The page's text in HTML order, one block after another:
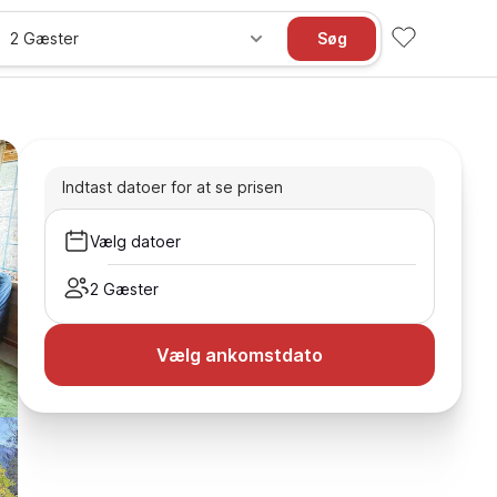
2 Gæster Søg
Indtast datoer for at se prisen
Vælg datoer
2 Gæster
Vælg ankomstdato